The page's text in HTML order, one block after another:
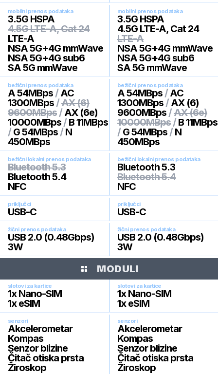
mobilni prenos podataka
3.5G HSPA
4.5G LTE-A, Cat 24
LTE-A
NSA 5G+4G mmWave
NSA 5G+4G sub6
SA 5G mmWave
mobilni prenos podataka
3.5G HSPA
4.5G LTE-A, Cat 24
LTE-A
NSA 5G+4G mmWave
NSA 5G+4G sub6
SA 5G mmWave
bežični prenos podataka
A 54MBps / AC
1300MBps /AX (6)
9600MBps / AX (6e)
10000MBps / B 11MBps
/ G 54MBps / N
450MBps
bežični prenos podataka
A 54MBps / AC
1300MBps / AX (6)
9600MBps /AX (6e)
10000MBps / B 11MBps
/ G 54MBps / N
450MBps
bežični lokalni prenos podataka
Bluetooth 5.3
Bluetooth 5.4
NFC
bežični lokalni prenos podataka
Bluetooth 5.3
Bluetooth 5.4
NFC
priključci
USB-C
priključci
USB-C
žični prenos podataka
USB 2.0 (0.48Gbps)
3W
žični prenos podataka
USB 2.0 (0.48Gbps)
3W
MODULI
slotovi za kartice
1x Nano-SIM
1x eSIM
slotovi za kartice
1x Nano-SIM
1x eSIM
senzori
Akcelerometar
Kompas
Senzor blizine
Čitač otiska prsta
Žiroskop
senzori
Akcelerometar
Kompas
Senzor blizine
Čitač otiska prsta
Žiroskop